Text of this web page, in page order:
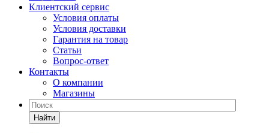
Клиентский сервис
Условия оплаты
Условия доставки
Гарантия на товар
Статьи
Вопрос-ответ
Контакты
О компании
Магазины
Найти